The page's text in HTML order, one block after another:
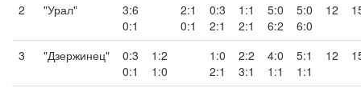
2 "Урал"
3:6
0:1
2:1
0:1
0:3
2:1
1:1
2:1
5:0
6:2
5:0
6:0
12
3 "Дзержинец"
0:3
0:1
1:2
1:0
1:0
2:1
2:2
3:1
4:0
1:1
5:1
1:1
12